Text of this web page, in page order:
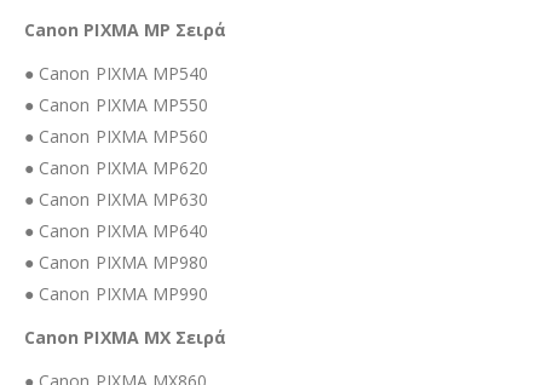
Canon PIXMA MP Σειρά
● Canon PIXMA MP540
● Canon PIXMA MP550
● Canon PIXMA MP560
● Canon PIXMA MP620
● Canon PIXMA MP630
● Canon PIXMA MP640
● Canon PIXMA MP980
● Canon PIXMA MP990
Canon PIXMA MX Σειρά